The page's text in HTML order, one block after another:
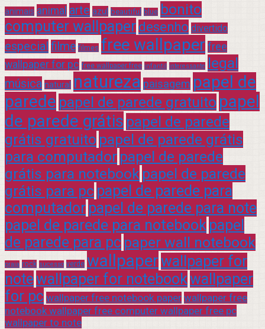
animais animal arte azul beautiful blue bonito
computer wallpaper desenho divertido
especial filme filmes free wallpaper free
wallpaper for pc free wallpaper free infantil interessante legal
música natural natureza paisagem papel de
parede papel de parede gratuito papel
de parede grátis papel de parede
grátis gratuito papel de parede grátis
para computador papel de parede
grátis para notebook papel de parede
grátis para pc papel de parede para
computador papel de parede para note
papel de parede para notebook papel
de parede para pc paper wall notebook
praia rock sucesso verde wallpaperwallpaper for
notewallpaper for notebookwallpaper
for pc wallpaper free notebook paper wallpaper free
notebook wallpaper free computer wallpaper free pc
wallpaper to note